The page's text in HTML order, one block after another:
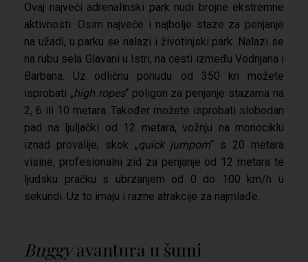
Ovaj najveći adrenalinski park nudi brojne ekstremne
aktivnosti. Osim najveće i najbolje staze za penjanje
na užadi, u parku se nalazi i životinjski park. Nalazi se
na rubu sela Glavani u Istri, na cesti između Vodnjana i
Barbana. Uz odličnu ponudu od 350 kn možete
isprobati „high ropes“ poligon za penjanje stazama na
2, 6 ili 10 metara. Također možete isprobati slobodan
pad na ljuljački od 12 metara, vožnju na monociklu
iznad provalije, skok „quick jumpom“ s 20 metara
visine, profesionalni zid za penjanje od 12 metara te
ljudsku praćku s ubrzanjem od 0 do 100 km/h u
sekundi. Uz to imaju i razne atrakcije za najmlađe.
Buggyavantura u šumi